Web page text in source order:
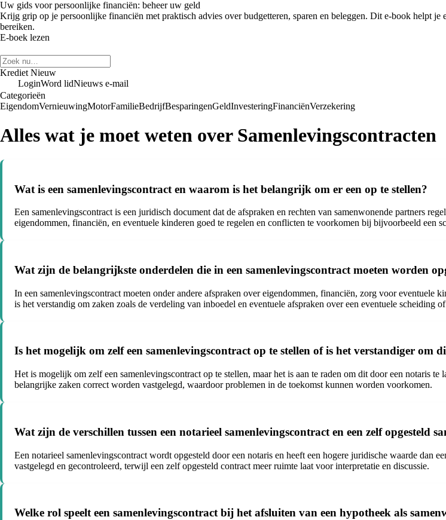
Uw gids voor persoonlijke financiën: beheer uw geld
Krijg grip op je persoonlijke financiën met praktisch advies over budgetteren, sparen en beleggen. Dit e-book helpt
bereiken.
E-boek lezen
Krediet Nieuw
LoginWord lidNieuws e-mail
Categorieën
EigendomVernieuwingMotorFamilieBedrijfBesparingenGeldInvesteringFinanciënVerzekering
Alles wat je moet weten over Samenlevingscontracten
Wat is een samenlevingscontract en waarom is het belangrijk om er een op te stellen?
Een samenlevingscontract is een juridisch document dat de afspraken en rechten van samenwonende partners
eigendommen, financiën, en eventuele kinderen goed te regelen en conflicten te voorkomen bij bijvoorbeeld een
Wat zijn de belangrijkste onderdelen die in een samenlevingscontract moeten worden
In een samenlevingscontract moeten onder andere afspraken over eigendommen, financiën, zorg voor
is het verstandig om zaken zoals de verdeling van inboedel en eventuele afspraken over een eventuele scheiding
Is het mogelijk om zelf een samenlevingscontract op te stellen of is het verstandiger om
Het is mogelijk om zelf een samenlevingscontract op te stellen, maar het is aan te raden om dit door een notaris
belangrijke zaken correct worden vastgelegd, waardoor problemen in de toekomst kunnen worden voorkomen.
Wat zijn de verschillen tussen een notarieel samenlevingscontract en een zelf opgesteld
Een notarieel samenlevingscontract wordt opgesteld door een notaris en heeft een hogere juridische waarde dan
vastgelegd en gecontroleerd, terwijl een zelf opgesteld contract meer ruimte laat voor interpretatie en discussie.
Welke rol speelt een samenlevingscontract bij het afsluiten van een hypotheek als